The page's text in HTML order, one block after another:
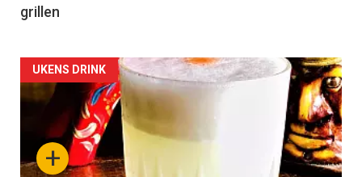
grillen
Forsiden
akkurat
nå+
UKENS DRINK